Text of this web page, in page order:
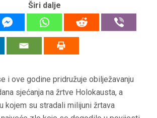
Širi dalje
i ove godine pridružuje obilježavanju
sjećanja na žrtve Holokausta, a
kojem su stradali milijuni žrtava